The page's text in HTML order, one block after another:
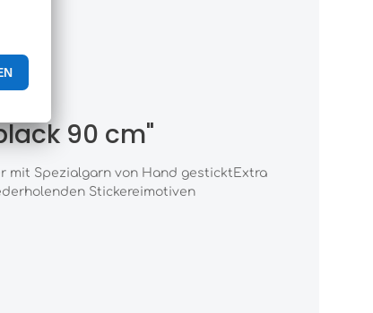
90 cm"
mit Spezialgarn von Hand gesticktExtra
Stickereimotiven